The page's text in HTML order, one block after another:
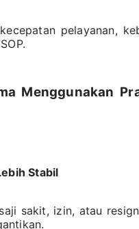
pelayanan,
Menggunakan
Stabil
sakit, izin, atau